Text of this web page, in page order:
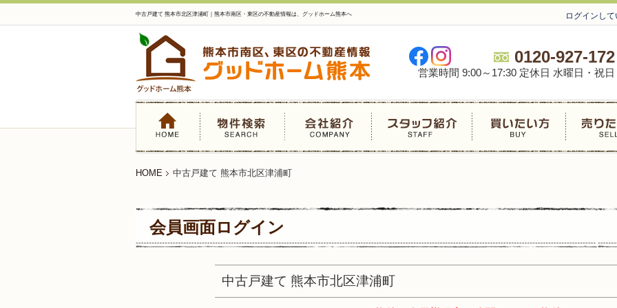
中古戸建て 熊本市北区津浦町｜熊本市南区・東区の不動産情報は、グッドホーム熊本へ ログインし
0120-927-172
営業時間 9:00～17:30 定休日 水曜日・祝日
HOME 中古戸建て 熊本市北区津浦町
会員画面ログイン
中古戸建て 熊本市北区津浦町